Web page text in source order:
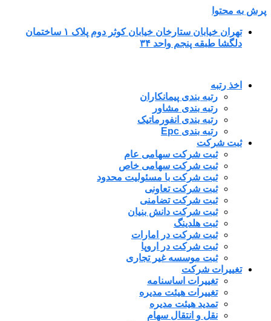
پرش به محتوا
تهران خیابان ستارخان خیابان کوثر دوم پلاک ۱ ساختمان
دلگشا طبقه پنجم واحد ۳۴
اخذ رتبه
رتبه بندی پیمانکاران
رتبه بندی مشاور
رتبه بندی انفورماتیک
رتبه بندی Epc
ثبت شرکت
ثبت شرکت سهامی عام
ثبت شرکت سهامی خاص
ثبت شرکت با مسئولیت محدود
ثبت شرکت تعاونی
ثبت شرکت تضامنی
ثبت شرکت دانش بنیان
ثبت هلدینگ
ثبت شرکت در امارات
ثبت شرکت در اروپا
ثبت موسسه غیر تجاری
تغییرات شرکت
تغییرات اساسنامه
تغییرات هیئت مدیره
تمدید هیئت مدیره
نقل و انتقال سهام